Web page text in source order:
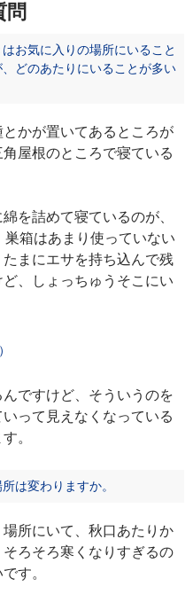
問
お気に入りの場所にいること
どのあたりにいることが多い
かが置いてあるところが
屋根のところで寝ている
を詰めて寝ているのが、
箱はあまり使っていない
まにエサを持ち込んで残
、しょっちゅうそこにい
ですけど、そういうのを
って見えなくなっている
。
は変わりますか。
所にいて、秋口あたりか
ろそろ寒くなりすぎるの
す。